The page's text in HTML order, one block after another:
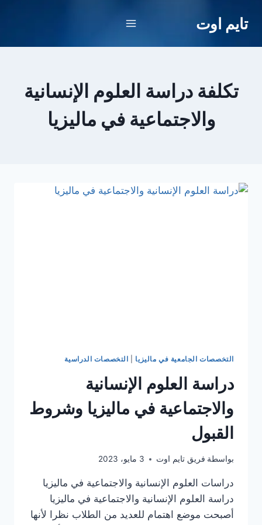
تايم اوت
تكلفة دراسة العلوم الإنسانية
والاجتماعية في ماليزيا
التخصصات الجامعية في ماليزيا التخصصات الدراسية
دراسة العلوم الإنسانية
والاجتماعية في ماليزيا وشروط
القبول
بواسطة فريق تايم اوت 3 مايو، 2023
دراسات العلوم الإنسانية والاجتماعية في ماليزيا
دراسة العلوم الإنسانية والاجتماعية في ماليزيا
أصبحت موضع اهتمام للعديد من الطلاب نظرا لأنها